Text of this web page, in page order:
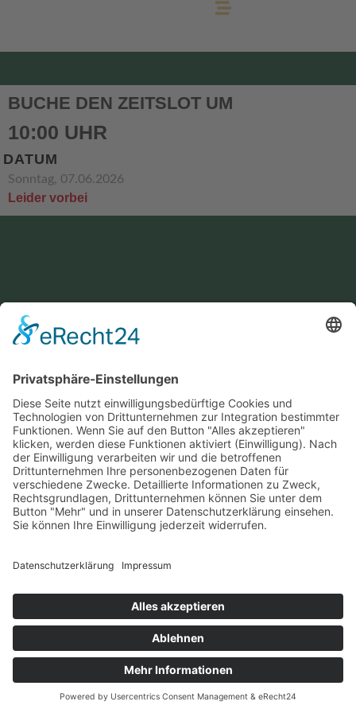
BUCHE DEN ZEITSLOT UM
10:00 UHR
DATUM
Sonntag, 07.06.2026
Leider vorbei
Ein Produkt von SYNTURA - Emotion,
Spaß und Herausforderung
KONTAKT
+49 7422 240693
Impressum Datenschutz­
© Hirschgrund Zipline Area
Vertrag widerrufen